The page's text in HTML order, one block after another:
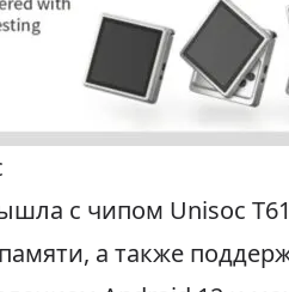
с чипом Unisoc
а также